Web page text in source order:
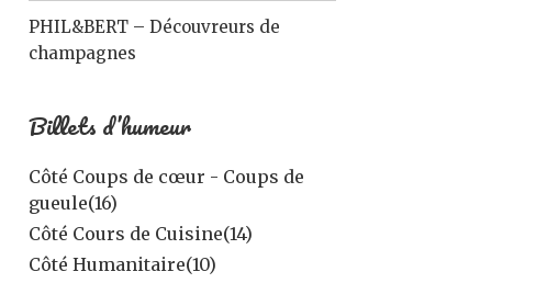
PHIL&BERT – Découvreurs de
champagnes
Billets d’humeur
Côté Coups de cœur - Coups de
gueule(16)
Côté Cours de Cuisine(14)
Côté Humanitaire(10)